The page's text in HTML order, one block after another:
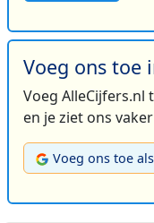
Voeg ons toe
Voeg
en je ziet ons
Voeg ons toe